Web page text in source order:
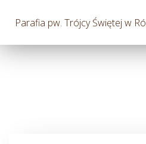
Parafia pw. Trójcy Świętej w